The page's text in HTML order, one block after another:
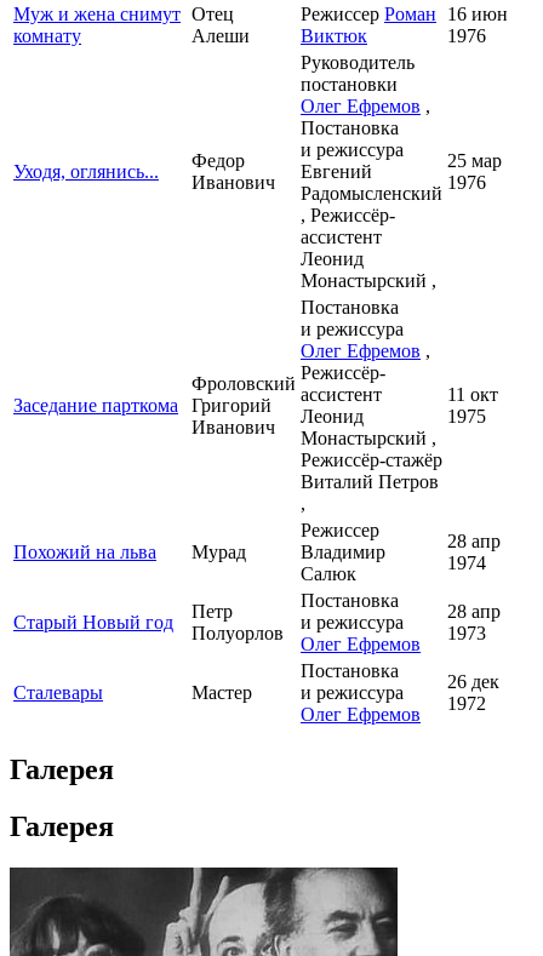
Муж и жена снимут
комнату
Отец
Алеши
Режиссер Роман
Виктюк
16 июн
1976
Уходя, оглянись...
Федор
Иванович
Руководитель
постановки
Олег Ефремов ,
Постановка
и режиссура
Евгений
Радомысленский
, Режиссёр-
ассистент
Леонид
Монастырский ,
25 мар
1976
Заседание парткома
Фроловский
Григорий
Иванович
Постановка
и режиссура
Олег Ефремов ,
Режиссёр-
ассистент
Леонид
Монастырский ,
Режиссёр-стажёр
Виталий Петров
,
11 окт
1975
Похожий на льва Мурад
Режиссер
Владимир
Салюк
28 апр
1974
Старый Новый год
Петр
Полуорлов
Постановка
и режиссура
Олег Ефремов
28 апр
1973
Сталевары Мастер
Постановка
и режиссура
Олег Ефремов
26 дек
1972
Галерея
Галерея